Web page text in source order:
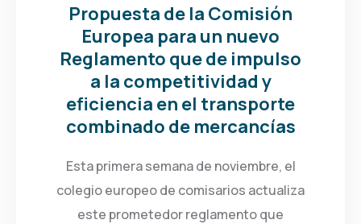
Propuesta de la Comisión
Europea para un nuevo
Reglamento que de impulso
a la competitividad y
eficiencia en el transporte
combinado de mercancías
Esta primera semana de noviembre, el
colegio europeo de comisarios actualiza
este prometedor reglamento que